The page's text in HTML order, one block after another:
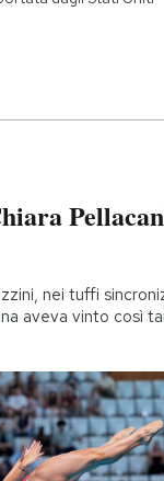
nei tuffi
aveva vinto così